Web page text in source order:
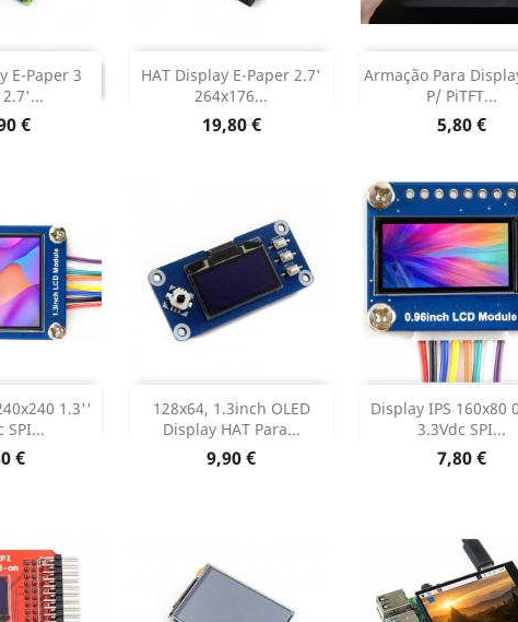
E-Paper 3
2.7'...
€
HAT Display E-Paper 2.7'
264x176...
Preço
19,80 €
Adicionar 
Dados do produto
Armação Para
P/ PiTFT...
Preço
5,80 €
Adicionar
Dados do
1.3''
SPI...
€

do produto
128x64, 1.3inch OLED
Display HAT Para...
Preço
9,90 €
Adicionar 
Dados do produto
Display IPS 160x80
3.3Vdc SPI...
Preço
7,80 €
Adicionar
Dados do